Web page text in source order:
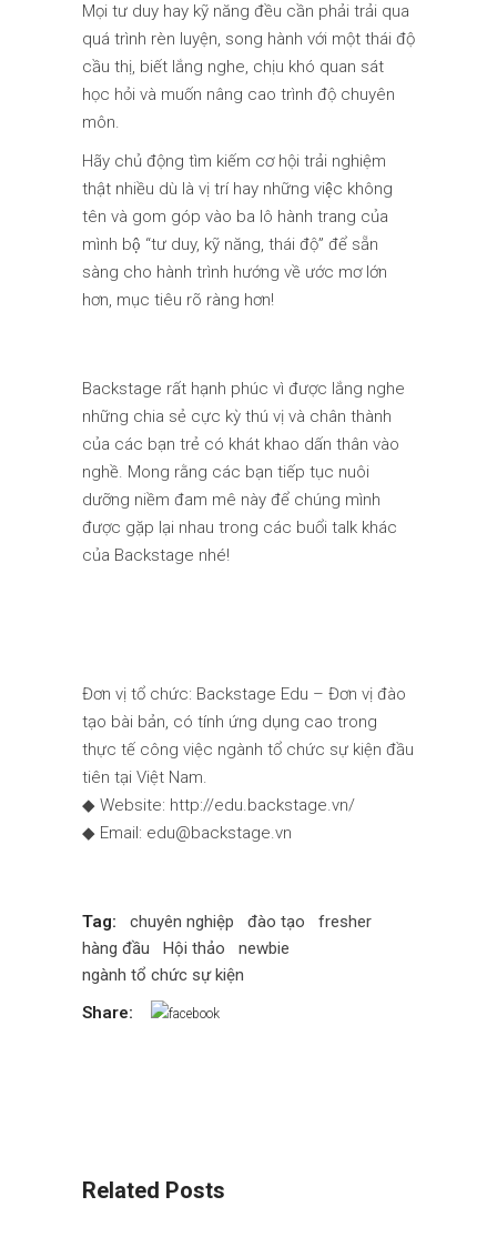
Mọi tư duy hay kỹ năng đều cần phải trải qua
quá trình rèn luyện, song hành với một thái độ
cầu thị, biết lắng nghe, chịu khó quan sát
học hỏi và muốn nâng cao trình độ chuyên
môn.
Hãy chủ động tìm kiếm cơ hội trải nghiệm
thật nhiều dù là vị trí hay những việc không
tên và gom góp vào ba lô hành trang của
mình bộ “tư duy, kỹ năng, thái độ” để sẵn
sàng cho hành trình hướng về ước mơ lớn
hơn, mục tiêu rõ ràng hơn!
Backstage rất hạnh phúc vì được lắng nghe
những chia sẻ cực kỳ thú vị và chân thành
của các bạn trẻ có khát khao dấn thân vào
nghề. Mong rằng các bạn tiếp tục nuôi
dưỡng niềm đam mê này để chúng mình
được gặp lại nhau trong các buổi talk khác
của Backstage nhé!
Đơn vị tổ chức: Backstage Edu – Đơn vị đào
tạo bài bản, có tính ứng dụng cao trong
thực tế công việc ngành tổ chức sự kiện đầu
tiên tại Việt Nam.
◆ Website: http://edu.backstage.vn/
◆ Email: edu@backstage.vn
Tag: chuyên nghiệp đào tạo
fresher
hàng đầu
Hội thảo
newbie
ngành tổ chức sự kiện
Share:
Related Posts